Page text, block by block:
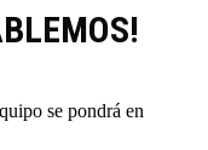
se pondrá en